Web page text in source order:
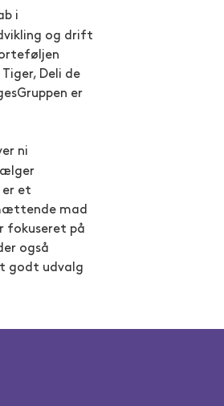
i
og drift
Deli de
er
ni
er et
mad
fokuseret på
også
godt udvalg